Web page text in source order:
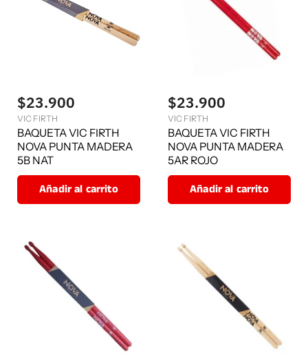
$23.900
VIC FIRTH
BAQUETA VIC FIRTH
NOVA PUNTA MADERA
5B NAT
Añadir al carrito
$23.900
VIC FIRTH
BAQUETA VIC FIRTH
NOVA PUNTA MADERA
5AR ROJO
Añadir al carrito